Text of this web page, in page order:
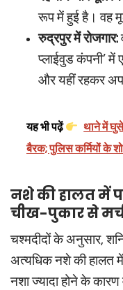
रूप में हुई है। वह
रुद्रपुर में रोजगार:
प्लाईवुड कंपनी’ में
और यहीं रहकर
यह भी पढ़ें
थाने में घुसे
बैरक; पुलिस कर्मियों के
नशे की हालत में
चीख-पुकार से
चश्मदीदों के अनुसार,
अत्यधिक नशे की हालत
नशा ज्यादा होने के